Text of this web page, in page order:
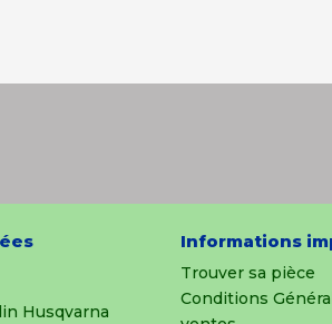
Husqvarna
Informations
Trouver sa pièce
Conditions